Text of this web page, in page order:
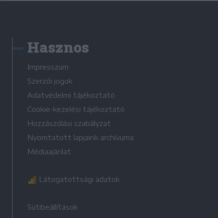
Hasznos
Impresszum
Szerzői jogok
Adatvédelmi tájékoztató
Cookie-kezelési tájékoztató
Hozzászólási szabályzat
Nyomtatott lapjaink archívuma
Médiaajánlat
Látogatottsági adatok
Sütibeállítások